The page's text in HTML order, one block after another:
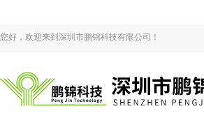
您好，欢迎来到深圳市鹏锦科技有限公司！